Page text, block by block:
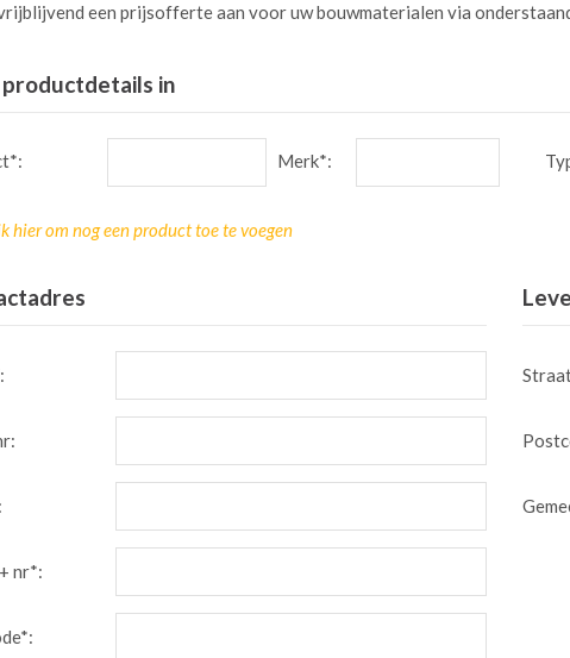
een prijsofferte aan voor uw bouwmaterialen via
in
Merk*:
hier om nog een product toe te voegen
nr*: